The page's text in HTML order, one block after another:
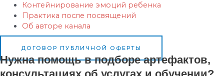
Контейнирование эмоций ребенка
Практика после посвящений
Об авторе канала
ДОГОВОР ПУБЛИЧНОЙ ОФЕРТЫ
Нужна помощь в подборе артефактов,